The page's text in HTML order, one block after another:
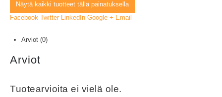
Näytä kaikki tuotteet tällä painatuksella
Facebook Twitter LinkedIn Google + Email
Arviot (0)
Arviot
Tuotearvioita ei vielä ole.